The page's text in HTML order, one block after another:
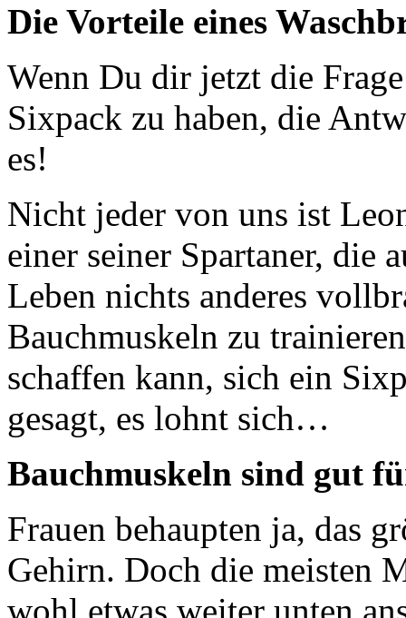
Die Vorteile eines
Wenn Du dir jetzt die
Sixpack zu haben, die
es!
Nicht jeder von uns ist
einer seiner Spartaner, die
Leben nichts anderes
Bauchmuskeln zu
schaffen kann, sich ein
gesagt, es lohnt sich…
Bauchmuskeln sind gut
Frauen behaupten ja, das
Gehirn. Doch die meisten
wohl etwas weiter unten